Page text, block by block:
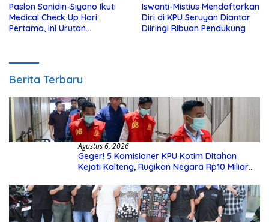
Paslon Sanidin-Siyono Ikuti
Medical Check Up Hari
Pertama, Ini Urutan
Iswanti-Mistius Mendaftarkan
Diri di KPU Seruyan Diantar
Diiringi Ribuan Pendukung
Berita Terbaru
Agustus 6, 2026
Geger! 5 Komisioner KPU Kotim Ditahan
Kejati Kalteng, Rugikan Negara Rp10 Miliar